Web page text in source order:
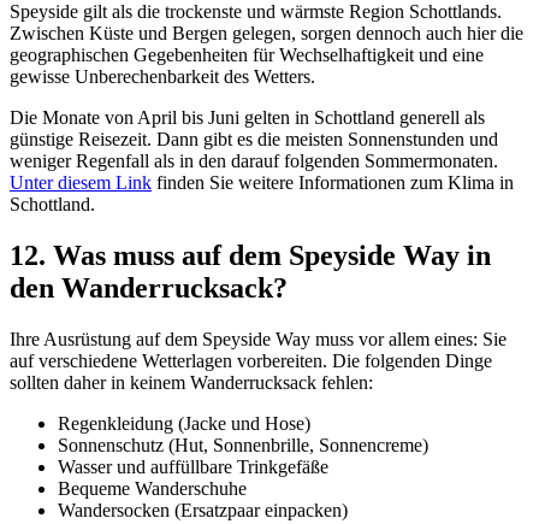
Speyside gilt als die trockenste und wärmste Region Schottlands.
Zwischen Küste und Bergen gelegen, sorgen dennoch auch hier die
geographischen Gegebenheiten für Wechselhaftigkeit und eine
gewisse Unberechenbarkeit des Wetters.
Die Monate von April bis Juni gelten in Schottland generell als
günstige Reisezeit. Dann gibt es die meisten Sonnenstunden und
weniger Regenfall als in den darauf folgenden Sommermonaten.
Unter diesem Link finden Sie weitere Informationen zum Klima in
Schottland.
12. Was muss auf dem Speyside Way in
den Wanderrucksack?
Ihre Ausrüstung auf dem Speyside Way muss vor allem eines: Sie
auf verschiedene Wetterlagen vorbereiten. Die folgenden Dinge
sollten daher in keinem Wanderrucksack fehlen:
Regenkleidung (Jacke und Hose)
Sonnenschutz (Hut, Sonnenbrille, Sonnencreme)
Wasser und auffüllbare Trinkgefäße
Bequeme Wanderschuhe
Wandersocken (Ersatzpaar einpacken)